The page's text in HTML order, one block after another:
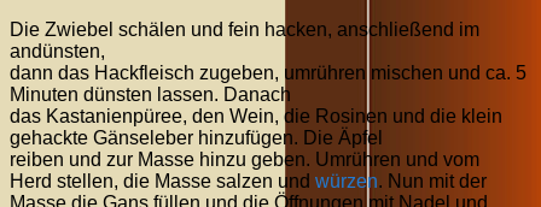
Die Zwiebel schälen und fein hacken, anschließend im
andünsten,
dann das Hackfleisch zugeben, umrühren mischen und ca. 5
Minuten dünsten lassen. Danach
das Kastanienpüree, den Wein, die Rosinen und die klein
gehackte Gänseleber hinzufügen. Die Äpfel
reiben und zur Masse hinzu geben. Umrühren und vom
Herd stellen, die Masse salzen und würzen. Nun mit der
Masse die Gans füllen und die Öffnungen mit Nadel und